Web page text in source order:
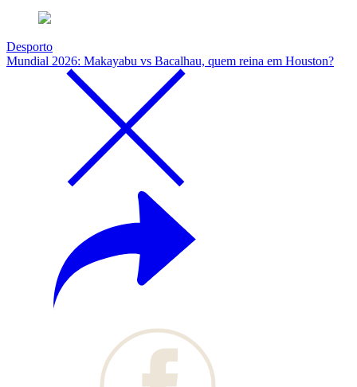
Desporto
Mundial 2026: Makayabu vs Bacalhau, quem reina em Houston?